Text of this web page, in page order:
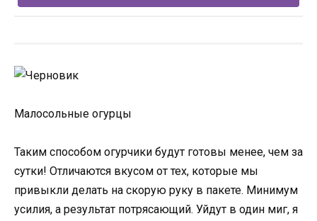
Малосольные огурцы
Таким способом огурчики будут готовы менее, чем за
сутки! Отличаются вкусом от тех, которые мы
привыкли делать на скорую руку в пакете. Минимум
усилия, а результат потрясающий. Уйдут в один миг, я